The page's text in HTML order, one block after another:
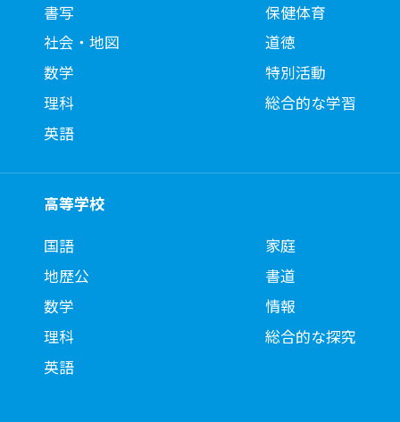
書写
社会・地図
数学
理科
英語
保健体育
道徳
特別活動
総合的な学習
高等学校
国語
地歴公
数学
理科
英語
家庭
書道
情報
総合的な探究